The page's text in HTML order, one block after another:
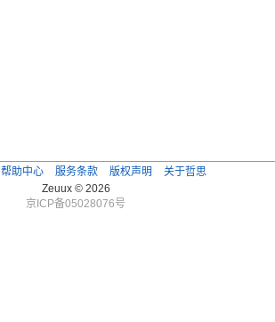
帮助中心 服务条款 版权声明
关于哲思
Zeuux © 2026
京ICP备05028076号